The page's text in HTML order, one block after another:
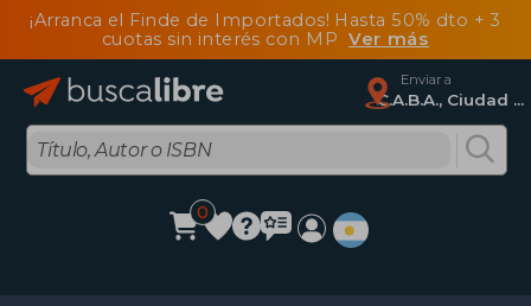
¡Arranca el Finde de Importados! Hasta 50% dto + 3
cuotas sin interés con MP Ver más
Enviar a
C.A.B.A., Ciudad Autónoma De Buenos Aires
0